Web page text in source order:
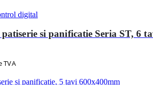
digital
si panificatie Seria ST, 6
TVA